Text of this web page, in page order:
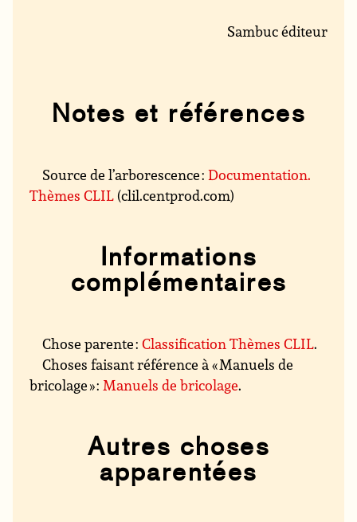
Sambuc éditeur
Notes et références
Source de l’arborescence :Documentation.
Thèmes CLIL (clil.centprod.com)
Informations
complémentaires
Chose parente :Classification Thèmes CLIL.
Choses faisant référence à « Manuels de
bricolage » : Manuels de bricolage.
Autres choses
apparentées